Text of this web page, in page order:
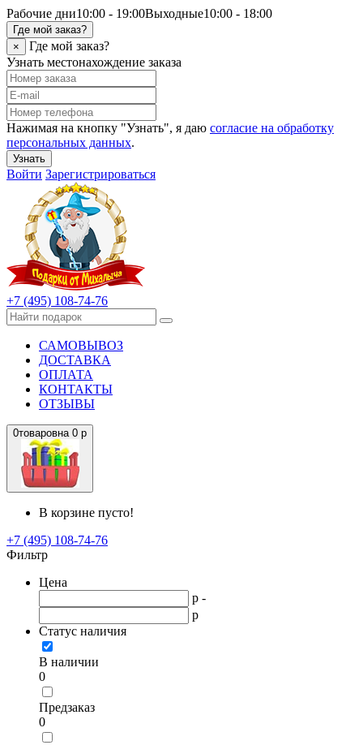
Рабочие дни10:00 - 19:00Выходные10:00 - 18:00
Где мой заказ?
×
Где мой заказ?
Узнать местонахождение заказа
Нажимая на кнопку "Узнать", я даю согласие на обработку
персональных данных.
Узнать
Войти Зарегистрироваться
+7 (495) 108-74-76
САМОВЫВОЗ
ДОСТАВКА
ОПЛАТА
КОНТАКТЫ
ОТЗЫВЫ
0товаровна 0 р
В корзине пусто!
+7 (495) 108-74-76
Фильтр
Цена
р -
р
Статус наличия
В наличии
0
Предзаказ
0